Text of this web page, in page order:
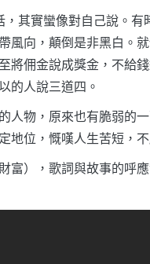
其實蠻像對自己說。
向，顛倒是非黑白。
將佣金說成獎金，不給
的人說三道四。
人物，原來也有脆弱的
地位，慨嘆人生苦短，不
富），歌詞與故事的呼